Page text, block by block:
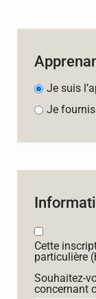
Je suis
Je
Cette
particulière
Souhaitez-
concernant